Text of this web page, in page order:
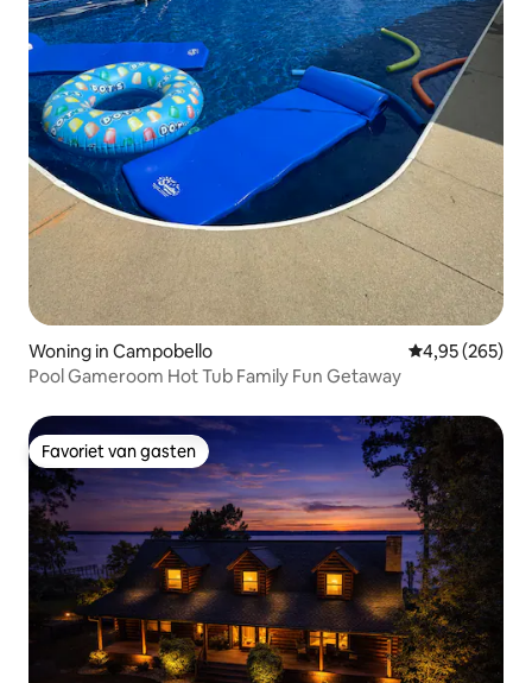
Woning in Campobello Gemiddelde
4,95 (265)
Pool Gameroom Hot Tub Family Fun Getaway
Favoriet van gasten
Favoriet van gasten